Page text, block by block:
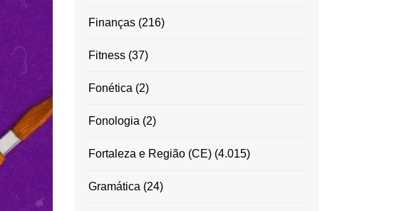
Finanças(216)
Fitness(37)
Fonética (2)
Fonologia (2)
Fortaleza e Região (CE)(4.015)
Gramática (24)